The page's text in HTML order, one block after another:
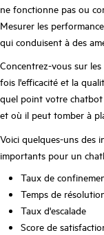
ne fonctionne pas ou
Mesurer les
qui conduisent à des
Concentrez-vous sur
fois l'efficacité et la
quel point votre chatbot
et où il peut tomber à
Voici quelques-uns des
importants pour un
Taux de
Temps de
Taux d'escalade
Score de